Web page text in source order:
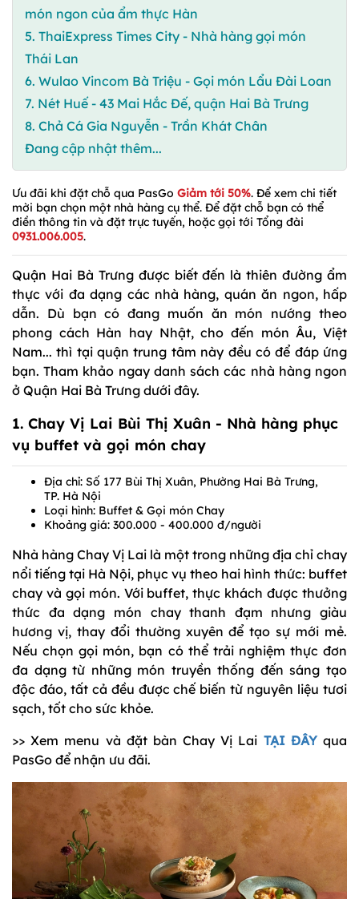
món ngon của ẩm thực Hàn
5. ThaiExpress Times City - Nhà hàng gọi món
Thái Lan
6. Wulao Vincom Bà Triệu - Gọi món Lẩu Đài Loan
7. Nét Huế - 43 Mai Hắc Đế, quận Hai Bà Trưng
8. Chả Cá Gia Nguyễn - Trần Khát Chân
Đang cập nhật thêm...
Ưu đãi khi đặt chỗ qua PasGo Giảm tới 50%. Để xem chi tiết
mời bạn chọn một nhà hàng cụ thể. Để đặt chỗ bạn có thể
điền thông tin và đặt trực tuyến, hoặc gọi tới Tổng đài
0931.006.005.
Quận Hai Bà Trưng được biết đến là thiên đường ẩm
thực với đa dạng các nhà hàng, quán ăn ngon, hấp
dẫn. Dù bạn có đang muốn ăn món nướng theo
phong cách Hàn hay Nhật, cho đến món Âu, Việt
Nam... thì tại quận trung tâm này đều có để đáp ứng
bạn. Tham khảo ngay danh sách các nhà hàng ngon
ở Quận Hai Bà Trưng dưới đây.
1. Chay Vị Lai Bùi Thị Xuân - Nhà hàng phục
vụ buffet và gọi món chay
Địa chỉ: Số 177 Bùi Thị Xuân, Phường Hai Bà Trưng,
TP. Hà Nội
Loại hình: Buffet & Gọi món Chay
Khoảng giá: 300.000 - 400.000 đ/người
Nhà hàng Chay Vị Lai là một trong những địa chỉ chay
nổi tiếng tại Hà Nội, phục vụ theo hai hình thức: buffet
chay và gọi món. Với buffet, thực khách được thưởng
thức đa dạng món chay thanh đạm nhưng giàu
hương vị, thay đổi thường xuyên để tạo sự mới mẻ.
Nếu chọn gọi món, bạn có thể trải nghiệm thực đơn
đa dạng từ những món truyền thống đến sáng tạo
độc đáo, tất cả đều được chế biến từ nguyên liệu tươi
sạch, tốt cho sức khỏe.
>> Xem menu và đặt bàn Chay Vị Lai TẠI ĐÂY qua
PasGo để nhận ưu đãi.